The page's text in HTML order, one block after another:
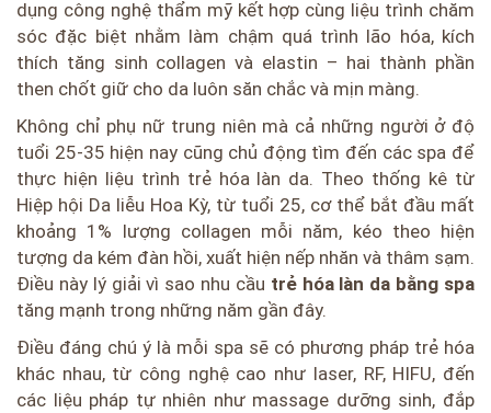
dụng công nghệ thẩm mỹ kết hợp cùng liệu trình chăm
sóc đặc biệt nhằm làm chậm quá trình lão hóa, kích
thích tăng sinh collagen và elastin – hai thành phần
then chốt giữ cho da luôn săn chắc và mịn màng.
Không chỉ phụ nữ trung niên mà cả những người ở độ
tuổi 25-35 hiện nay cũng chủ động tìm đến các spa để
thực hiện liệu trình trẻ hóa làn da. Theo thống kê từ
Hiệp hội Da liễu Hoa Kỳ, từ tuổi 25, cơ thể bắt đầu mất
khoảng 1% lượng collagen mỗi năm, kéo theo hiện
tượng da kém đàn hồi, xuất hiện nếp nhăn và thâm sạm.
Điều này lý giải vì sao nhu cầu trẻ hóa làn da bằng spa
tăng mạnh trong những năm gần đây.
Điều đáng chú ý là mỗi spa sẽ có phương pháp trẻ hóa
khác nhau, từ công nghệ cao như laser, RF, HIFU, đến
các liệu pháp tự nhiên như massage dưỡng sinh, đắp